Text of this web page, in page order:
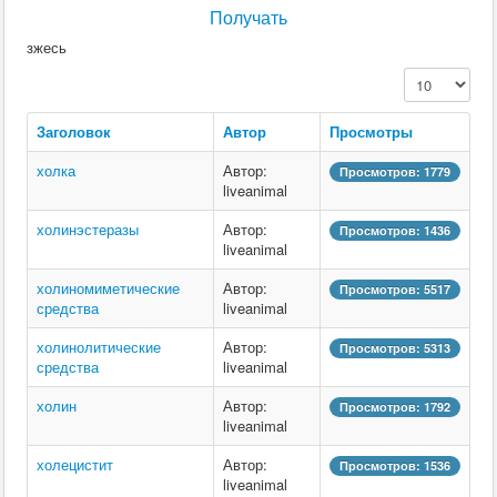
Получать
зжесь
Кол-во строк:
Заголовок Автор
Просмотры
холка
Автор:
liveanimal
Просмотров: 1779
холинэстеразы
Автор:
liveanimal
Просмотров: 1436
холиномиметические
средства
Автор:
liveanimal
Просмотров: 5517
холинолитические
средства
Автор:
liveanimal
Просмотров: 5313
холин
Автор:
liveanimal
Просмотров: 1792
холецистит
Автор:
liveanimal
Просмотров: 1536